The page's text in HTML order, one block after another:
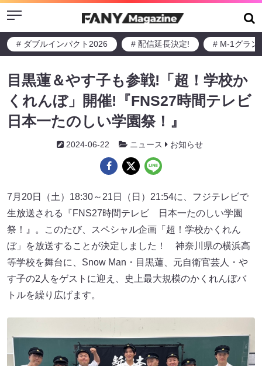
Menu
# ダブルインパクト2026 # 配信延長決定! # M-1グラン
目黒蓮＆やす子も参戦!「超！学校か
くれんぼ」開催!『FNS27時間テレビ
日本一たのしい学園祭！』
2024-06-22 ニュース お知らせ
7月20日（土）18:30～21日（日）21:54に、フジテレビで
生放送される『FNS27時間テレビ 日本一たのしい学園
祭！』。このたび、スペシャル企画「超！学校かくれん
ぼ」を放送することが決定しました！ 神奈川県の横浜高
等学校を舞台に、Snow Man・目黒蓮、元自衛官芸人・や
す子の2人をゲストに迎え、史上最大規模のかくれんぼバ
トルを繰り広げます。